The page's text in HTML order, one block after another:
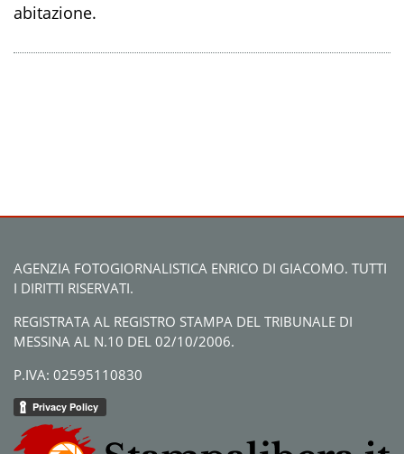
abitazione.
AGENZIA FOTOGIORNALISTICA ENRICO DI GIACOMO. TUTTI
I DIRITTI RISERVATI.
REGISTRATA AL REGISTRO STAMPA DEL TRIBUNALE DI
MESSINA AL N.10 DEL 02/10/2006.
P.IVA: 02595110830